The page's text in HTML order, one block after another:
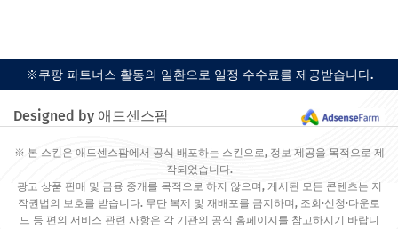
※쿠팡 파트너스 활동의 일환으로 일정 수수료를 제공받습니다.
Designed by 애드센스팜
※ 본 스킨은 애드센스팜에서 공식 배포하는 스킨으로, 정보 제공을 목적으로 제
작되었습니다.
광고 상품 판매 및 금융 중개를 목적으로 하지 않으며, 게시된 모든 콘텐츠는 저
작권법의 보호를 받습니다. 무단 복제 및 재배포를 금지하며, 조회·신청·다운로
드 등 편의 서비스 관련 사항은 각 기관의 공식 홈페이지를 참고하시기 바랍니